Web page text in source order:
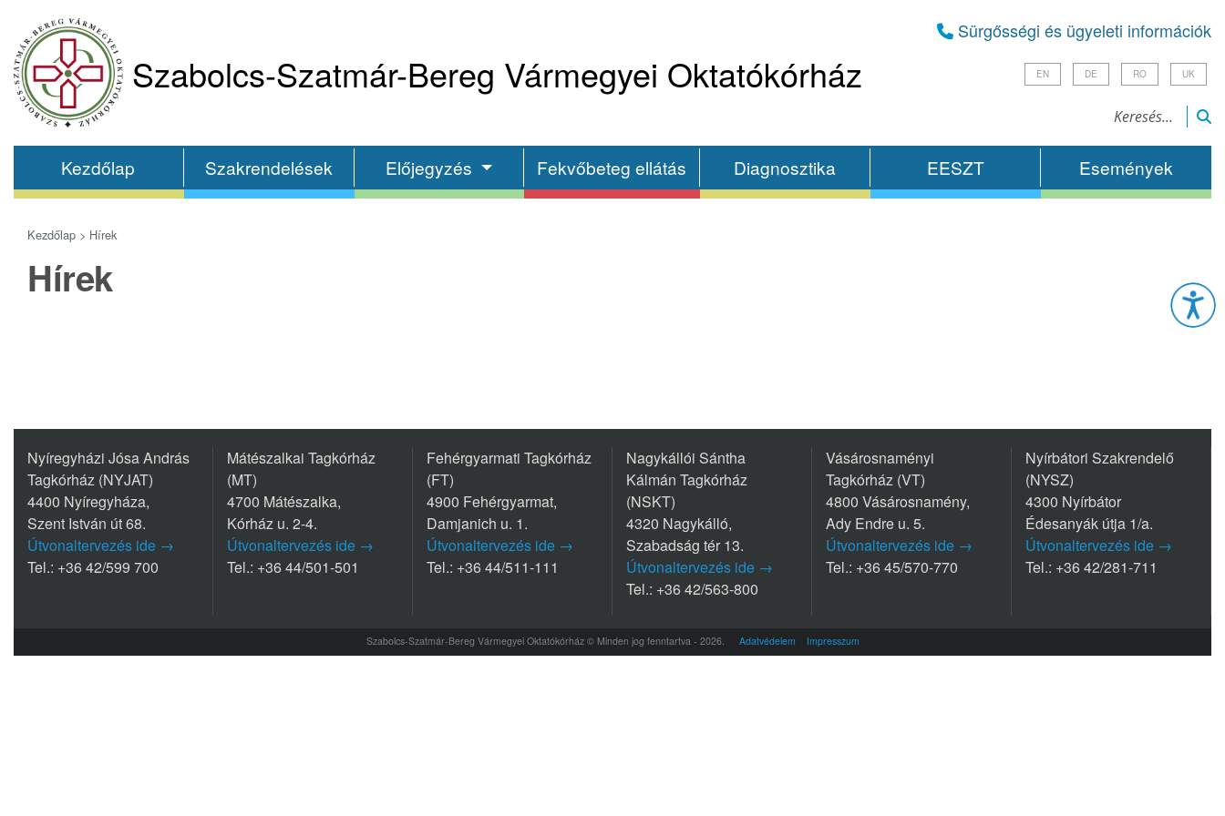
Szabolcs-Szatmár-Bereg Vármegyei Oktatókórház
Sürgősségi és ügyeleti információk
EN DE RO UK
Kezdőlap Szakrendelések Előjegyzés Fekvőbeteg ellátás Diagnosztika EESZT Események
Kezdőlap > Hírek
Hírek
Nyíregyházi Jósa András
Tagkórház (NYJAT)
4400 Nyíregyháza,
Szent István út 68.
Útvonaltervezés ide →
Tel.: +36 42/599 700
Mátészalkai Tagkórház
(MT)
4700 Mátészalka,
Kórház u. 2-4.
Útvonaltervezés ide →
Tel.: +36 44/501-501
Fehérgyarmati Tagkórház
(FT)
4900 Fehérgyarmat,
Damjanich u. 1.
Útvonaltervezés ide →
Tel.: +36 44/511-111
Nagykállói Sántha
Kálmán Tagkórház
(NSKT)
4320 Nagykálló,
Szabadság tér 13.
Útvonaltervezés ide →
Tel.: +36 42/563-800
Vásárosnaményi
Tagkórház (VT)
4800 Vásárosnamény,
Ady Endre u. 5.
Útvonaltervezés ide →
Tel.: +36 45/570-770
Nyírbátori Szakrendelő
(NYSZ)
4300 Nyírbátor
Édesanyák útja 1/a.
Útvonaltervezés ide →
Tel.: +36 42/281-711
Szabolcs-Szatmár-Bereg Vármegyei Oktatókórház © Minden jog fenntartva - 2026. Adatvédelem Impresszum